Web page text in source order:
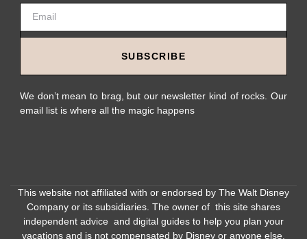
SUBSCRIBE
We don’t mean to brag, but our newsletter kind of rocks. Our
email list is where all the magic happens
This website not affiliated with or endorsed by The Walt Disney
Company or its subsidiaries. The owner of this site shares
independent advice and digital guides to help you plan your
vacations and is not compensated by Disney or anyone else.